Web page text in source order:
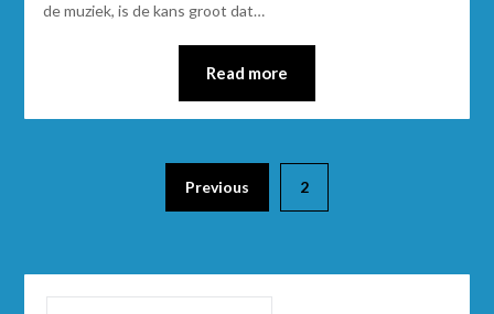
de muziek, is de kans groot dat…
Read more
Previous 2